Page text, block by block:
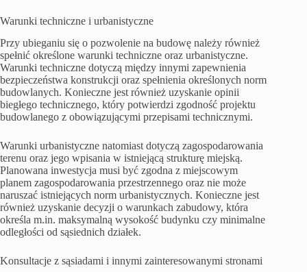
Warunki techniczne i urbanistyczne
Przy ubieganiu się o pozwolenie na budowę należy również
spełnić określone warunki techniczne oraz urbanistyczne.
Warunki techniczne dotyczą między innymi zapewnienia
bezpieczeństwa konstrukcji oraz spełnienia określonych norm
budowlanych. Konieczne jest również uzyskanie opinii
biegłego technicznego, który potwierdzi zgodność projektu
budowlanego z obowiązującymi przepisami technicznymi.
Warunki urbanistyczne natomiast dotyczą zagospodarowania
terenu oraz jego wpisania w istniejącą strukturę miejską.
Planowana inwestycja musi być zgodna z miejscowym
planem zagospodarowania przestrzennego oraz nie może
naruszać istniejących norm urbanistycznych. Konieczne jest
również uzyskanie decyzji o warunkach zabudowy, która
określa m.in. maksymalną wysokość budynku czy minimalne
odległości od sąsiednich działek.
Konsultacje z sąsiadami i innymi zainteresowanymi stronami